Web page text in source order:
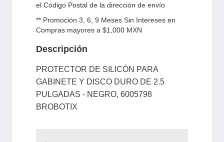
el Código Postal de la dirección de envío
** Promoción 3, 6, 9 Meses Sin Intereses en
Compras mayores a $1,000 MXN
Descripción
PROTECTOR DE SILICÓN PARA
GABINETE Y DISCO DURO DE 2.5
PULGADAS - NEGRO, 6005798
BROBOTIX